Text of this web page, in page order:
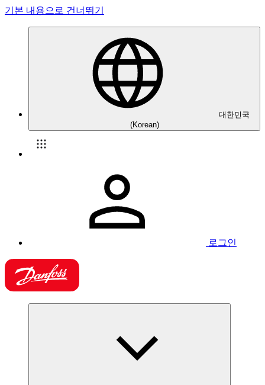
기본 내용으로 건너뛰기
대한민국
(Korean)
로그인